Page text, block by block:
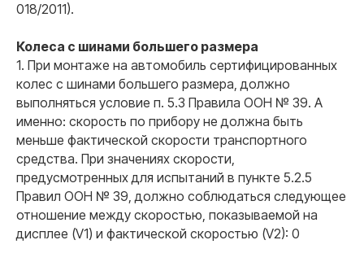
018/2011).
Колеса с шинами большего размера
1. При монтаже на автомобиль сертифицированных
колес с шинами большего размера, должно
выполняться условие п. 5.3 Правила ООН № 39. А
именно: скорость по прибору не должна быть
меньше фактической скорости транспортного
средства. При значениях скорости,
предусмотренных для испытаний в пункте 5.2.5
Правил ООН № 39, должно соблюдаться следующее
отношение между скоростью, показываемой на
дисплее (V1) и фактической скоростью (V2): 0
Ваш вопрос
Я даю согласие на обработкуперсональных данных